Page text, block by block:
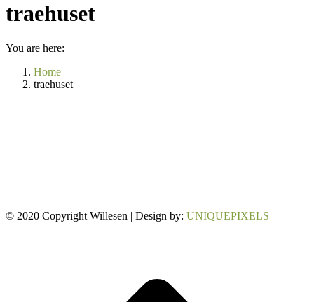
traehuset
You are here:
Home
traehuset
© 2020 Copyright Willesen | Design by: UNIQUEPIXELS